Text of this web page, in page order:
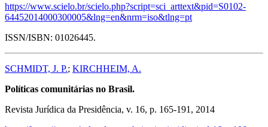
https://www.scielo.br/scielo.php?script=sci_arttext&pid=S0102-
64452014000300005&lng=en&nrm=iso&tlng=pt
ISSN/ISBN: 01026445.
SCHMIDT, J. P.; KIRCHHEIM, A.
Políticas comunitárias no Brasil.
Revista Jurídica da Presidência, v. 16, p. 165-191, 2014